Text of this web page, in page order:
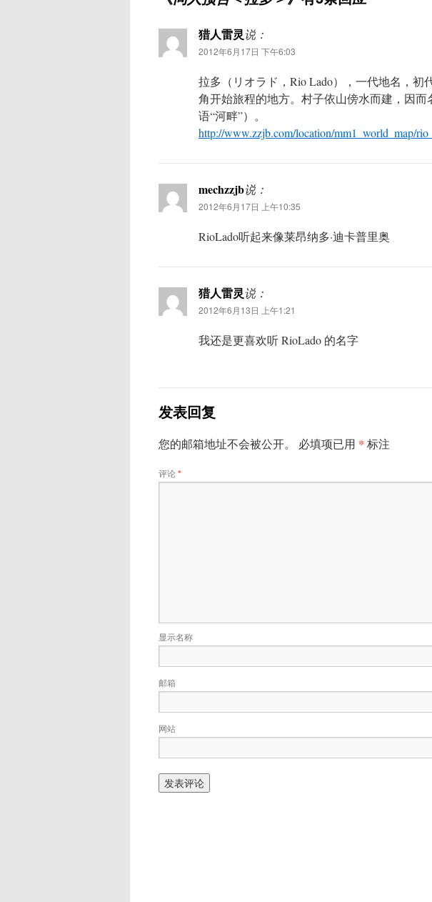
猎人雷灵说：
2012年6月17日 下午6:03
拉多（リオラド，Rio Lado），一代地名，初
角开始旅程的地方。村子依山傍水而建，因而
语“河畔”）。
http://www.zzjb.com/location/mm1_world_map/
mechzzjb说：
2012年6月17日 上午10:35
RioLado听起来像莱昂纳多·迪卡普里奥
猎人雷灵说：
2012年6月13日 上午1:21
我还是更喜欢听 RioLado 的名字
发表回复
您的邮箱地址不会被公开。 必填项已用 * 标注
评论*
显示名称
邮箱
网站